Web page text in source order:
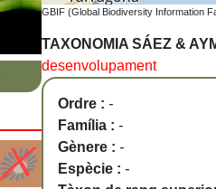
GBIF (Global Biodiversity Information
TAXONOMIA SÁEZ &
desenvolupament
Ordre : -
Família : -
Gènere : -
Espècie : -